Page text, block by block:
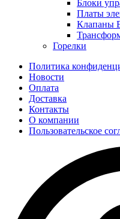
Блоки
Платы
Клапаны
Горелки
Политика
Новости
Оплата
Доставка
Контакты
О компании
Пользовательское